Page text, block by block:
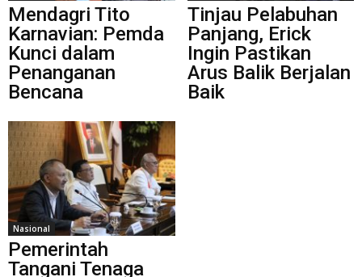
Mendagri Tito
Karnavian: Pemda
Kunci dalam
Penanganan
Bencana
Tinjau Pelabuhan
Panjang, Erick
Ingin Pastikan
Arus Balik Berjalan
Baik
Nasional
Pemerintah
Tangani Tenaga